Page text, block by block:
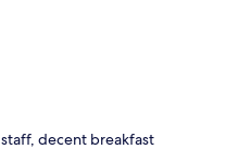
decent breakfast